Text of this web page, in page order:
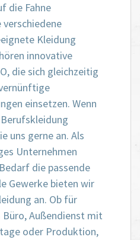
die Fahne
Kleidung
innovative
die sich gleichzeitig
einsetzen. Wenn
uns gerne an. Als
Unternehmen
die passende
Gewerke bieten wir
an. Ob für
Außendienst mit
oder Produktion,